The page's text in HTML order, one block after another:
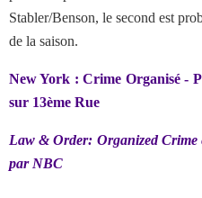
Stabler/Benson, le second est
de la saison.
New York : Crime Organisé -
sur 13ème Rue
Law & Order: Organized Crime
par NBC